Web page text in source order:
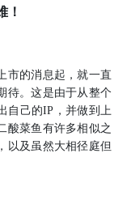
！
市的消息起，就一直
待。这是由于从整个
自己的IP，并做到上
酸菜鱼有许多相似之
以及虽然大相径庭但